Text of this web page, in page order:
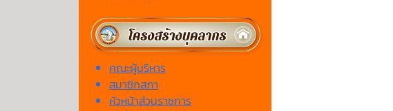
คณะผู้บริหาร
สมาชิกสภา
หัวหน้าส่วนราชการ